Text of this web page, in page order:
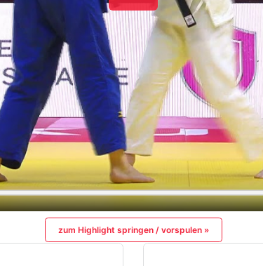
zum Highlight springen / vorspulen »